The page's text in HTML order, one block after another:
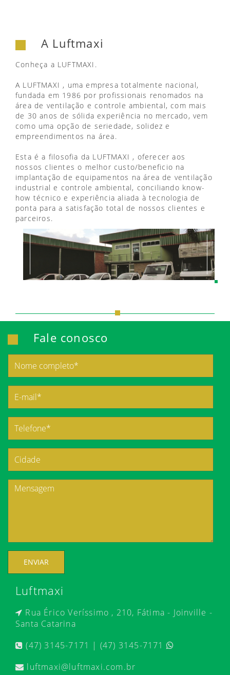
A Luftmaxi
Conheça a LUFTMAXI.
A LUFTMAXI , uma empresa totalmente nacional,
fundada em 1986 por profissionais renomados na
área de ventilação e controle ambiental, com mais
de 30 anos de sólida experiência no mercado, vem
como uma opção de seriedade, solidez e
empreendimentos na área.
Esta é a filosofia da LUFTMAXI , oferecer aos
nossos clientes o melhor custo/beneficio na
implantação de equipamentos na área de ventilação
industrial e controle ambiental, conciliando know-
how técnico e experiência aliada à tecnologia de
ponta para a satisfação total de nossos clientes e
parceiros.
Fale conosco
ENVIAR
Luftmaxi
Rua Érico Veríssimo , 210, Fátima - Joinville -
Santa Catarina
(47) 3145-7171 | (47) 3145-7171
luftmaxi@luftmaxi.com.br